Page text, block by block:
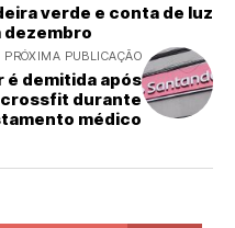
verde e conta de luz
dezembro
PRÓXIMA PUBLICAÇÃO
é demitida após
durante
médico